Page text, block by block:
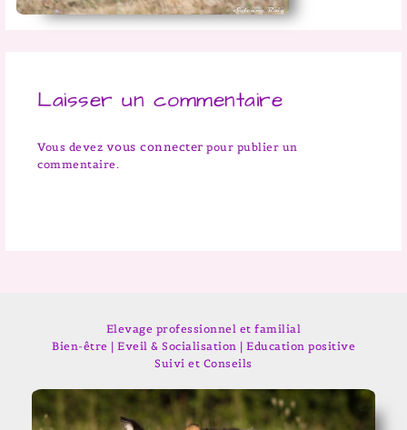
Laisser un commentaire
Vous devez vous connecter pour publier un
commentaire.
Elevage professionnel et familial
Bien-être | Eveil & Socialisation | Education positive
Suivi et Conseils